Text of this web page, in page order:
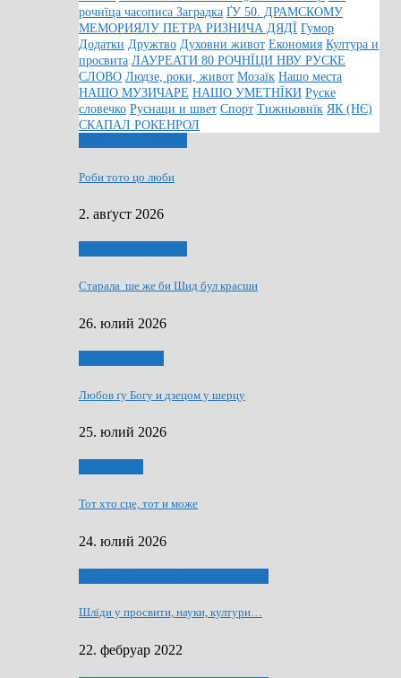
рочнїца часописа Заградка ҐУ 50. ДРАМСКОМУ
МЕМОРИЯЛУ ПЕТРА РИЗНИЧА ДЯДЇ Гумор
Додатки Дружтво Духовни живот Економия Култура и
просвита ЛАУРЕАТИ 80 РОЧНЇЦИ НВУ РУСКЕ
СЛОВО Людзе, роки, живот Мозаїк Нашо места
НАШО МУЗИЧАРЕ НАШО УМЕТНЇКИ Руске
словечко Руснаци и швет Спорт Тижньовнїк ЯК (НЄ)
СКАПАЛ РОКЕНРОЛ
Роби тото цо люби
2. авґуст 2026
Старала ше же би Шид бул красши
26. юлий 2026
Любов ґу Богу и дзецом у шерцу
25. юлий 2026
Тот хто сце, тот и може
24. юлий 2026
Шлїди у просвити, науки, култури…
22. фебруар 2022